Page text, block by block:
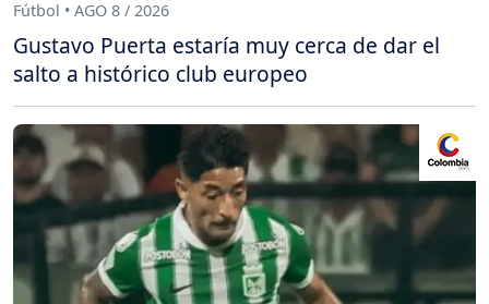
Fútbol • AGO 8 / 2026
Gustavo Puerta estaría muy cerca de dar el
salto a histórico club europeo